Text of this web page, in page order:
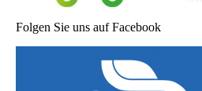
Folgen Sie uns auf Facebook